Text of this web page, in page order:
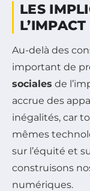
LES
Au-delà des
important de
sociales de
accrue des
inégalités, car
mêmes
sur l’équité et
construisons
numériques.